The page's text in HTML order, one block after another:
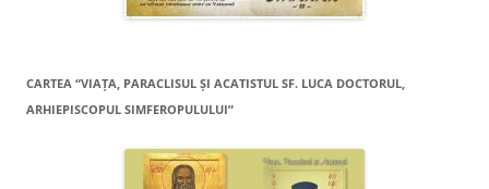
CARTEA “VIAŢA, PARACLISUL ŞI ACATISTUL SF. LUCA DOCTORUL,
ARHIEPISCOPUL SIMFEROPULULUI”